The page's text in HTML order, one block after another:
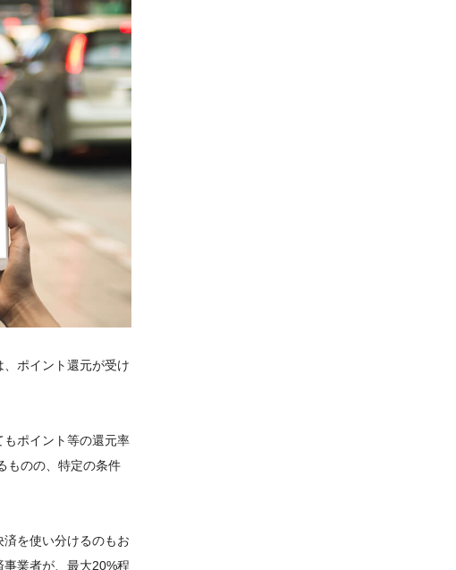
ポイント還元が受け
ポイント等の還元率
ものの、特定の条件
を使い分けるのもお
業者が、最大20%程